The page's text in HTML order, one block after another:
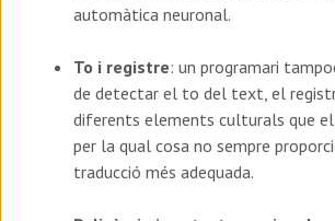
automàtica neuronal.
To i registre: un programari
de detectar el to del text, el
diferents elements culturals que el
per la qual cosa no sempre
traducció més adequada.